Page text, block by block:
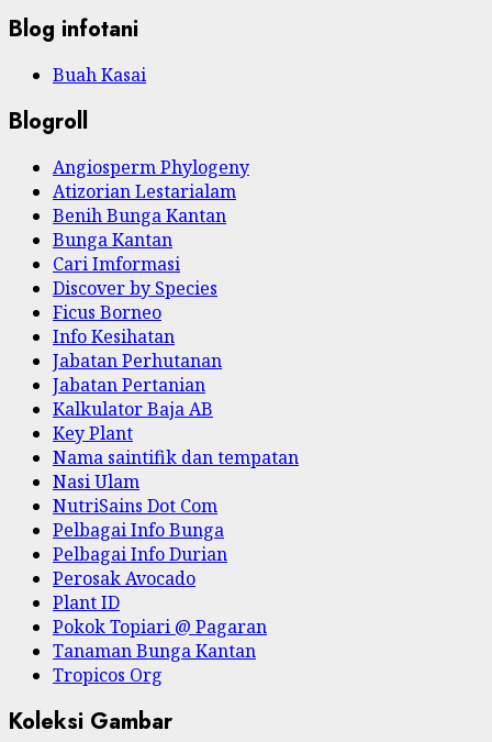
Blog infotani
Buah Kasai
Blogroll
Angiosperm Phylogeny
Atizorian Lestarialam
Benih Bunga Kantan
Bunga Kantan
Cari Imformasi
Discover by Species
Ficus Borneo
Info Kesihatan
Jabatan Perhutanan
Jabatan Pertanian
Kalkulator Baja AB
Key Plant
Nama saintifik dan tempatan
Nasi Ulam
NutriSains Dot Com
Pelbagai Info Bunga
Pelbagai Info Durian
Perosak Avocado
Plant ID
Pokok Topiari @ Pagaran
Tanaman Bunga Kantan
Tropicos Org
Koleksi Gambar